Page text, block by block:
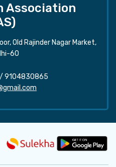
Association
Old Rajinder Nagar Market,
60
/ 9104830865